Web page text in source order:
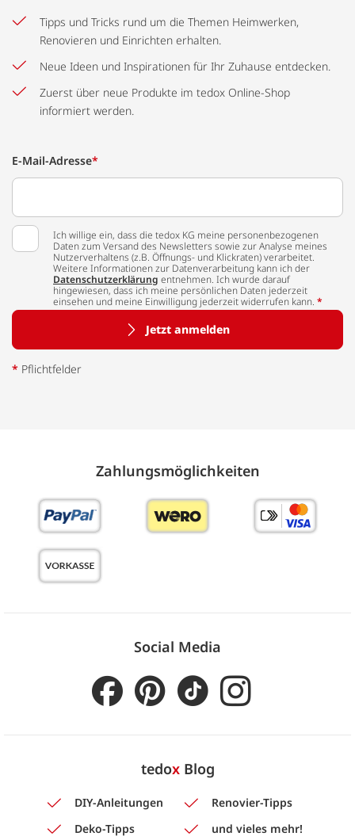
Tipps und Tricks rund um die Themen Heimwerken,
Renovieren und Einrichten erhalten.
Neue Ideen und Inspirationen für Ihr Zuhause entdecken.
Zuerst über neue Produkte im tedox Online-Shop
informiert werden.
E-Mail-Adresse*
Ich willige ein, dass die tedox KG meine personenbezogenen
Daten zum Versand des Newsletters sowie zur Analyse meines
Nutzerverhaltens (z.B. Öffnungs- und Klickraten) verarbeitet.
Weitere Informationen zur Datenverarbeitung kann ich der
Datenschutzerklärung entnehmen. Ich wurde darauf
hingewiesen, dass ich meine persönlichen Daten jederzeit
einsehen und meine Einwilligung jederzeit widerrufen kann. *
Jetzt anmelden
* Pflichtfelder
Zahlungs­möglich­keiten
Social Media
tedoxBlog
DIY-Anleitungen
Renovier-Tipps
Deko-Tipps
und vieles mehr!